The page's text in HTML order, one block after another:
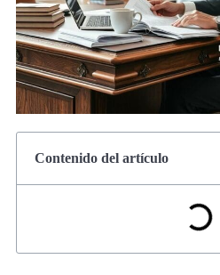
Contenido del artículo